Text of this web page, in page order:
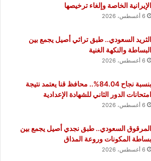
الإيرانية الخاصة وإلغاء ترخيصها
6 أغسطس، 2026
الثريد السعودي.. طبق تراثي أصيل يجمع بين
البساطة والنكهة الغنية
6 أغسطس، 2026
بنسبة نجاح 84.04%.. محافظ قنا يعتمد نتيجة
امتحانات الدور الثاني للشهادة الإعدادية
6 أغسطس، 2026
المرقوق السعودي.. طبق نجدي أصيل يجمع بين
بساطة المكونات وروعة المذاق
6 أغسطس، 2026